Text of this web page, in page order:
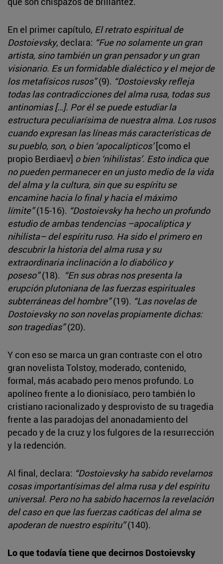
En el primer capítulo, El retrato espiritual de
Dostoievsky, declara: “Fue no solamente un gran
artista, sino también un gran pensador y un gran
visionario. Es un formidable dialéctico y el mejor de
los metafísicos rusos”(9). “Dostoievsky refleja
todas las contradicciones del alma rusa, todas sus
antinomias […]. Por él se puede estudiar la
estructura peculiarísima de nuestra alma. Los rusos
cuando expresan las líneas más características de
su pueblo, son, o bien ‘apocalípticos’[como el
propio Berdiaev] o bien ‘nihilistas’. Esto indica que
no pueden permanecer en un justo medio de la vida
del alma y la cultura, sin que su espíritu se
encamine hacia lo final y hacia el máximo
límite”(15-16). “Dostoievsky ha hecho un profundo
estudio de ambas tendencias –apocalíptica y
nihilista– del espíritu ruso. Ha sido el primero en
descubrir la historia del alma rusa y su
extraordinaria inclinación a lo diabólico y
poseso”(18). “En sus obras nos presenta la
erupción plutoniana de las fuerzas espirituales
subterráneas del hombre”(19). “Las novelas de
Dostoievsky no son novelas propiamente dichas:
son tragedias”(20).
Y con eso se marca un gran contraste con el otro
gran novelista Tolstoy, moderado, contenido,
formal, más acabado pero menos profundo. Lo
apolíneo frente a lo dionisíaco, pero también lo
cristiano racionalizado y desprovisto de su tragedia
frente a las paradojas del anonadamiento del
pecado y de la cruz y los fulgores de la resurrección
y la redención.
Al final, declara: “Dostoievsky ha sabido revelarnos
cosas importantísimas del alma rusa y del espíritu
universal. Pero no ha sabido hacernos la revelación
del caso en que las fuerzas caóticas del alma se
apoderan de nuestro espíritu”(140).
Lo que todavía tiene que decirnos Dostoievsky